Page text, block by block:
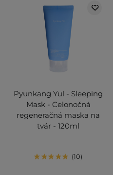
Pyunkang Yul - Sleeping
Mask - Celonočná
regeneračná maska na
tvár - 120ml
10